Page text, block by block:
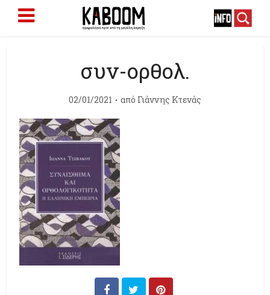
συν-ορθολ.
02/01/2021 από Γιάννης Κτενάς